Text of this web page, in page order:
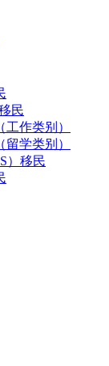
民
作类别）
学类别）
）移民